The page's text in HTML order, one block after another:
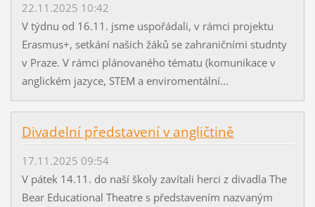
22.11.2025 10:42
V týdnu od 16.11. jsme uspořádali, v rámci projektu
Erasmus+, setkání našich žáků se zahraničními studnty
v Praze. V rámci plánovaného tématu (komunikace v
anglickém jazyce, STEM a enviromentální...
Divadelní představení v angličtině
17.11.2025 09:54
V pátek 14.11. do naší školy zavítali herci z divadla The
Bear Educational Theatre s představením nazvaným